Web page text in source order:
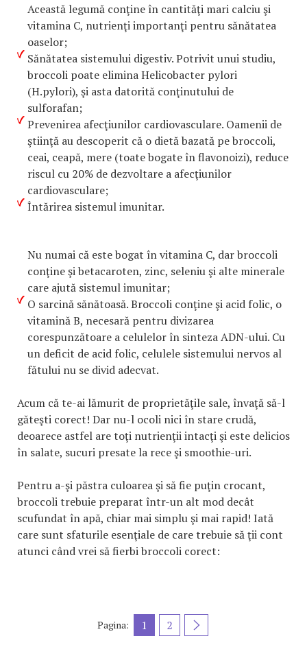
Această legumă conţine în cantităţi mari calciu şi
vitamina C, nutrienţi importanţi pentru sănătatea
oaselor;
Sănătatea sistemului digestiv. Potrivit unui studiu,
broccoli poate elimina Helicobacter pylori
(H.pylori), şi asta datorită conţinutului de
sulforafan;
Prevenirea afecţiunilor cardiovasculare. Oamenii de
ştiinţă au descoperit că o dietă bazată pe broccoli,
ceai, ceapă, mere (toate bogate în flavonoizi), reduce
riscul cu 20% de dezvoltare a afecţiunilor
cardiovasculare;
Întărirea sistemul imunitar.
Nu numai că este bogat în vitamina C, dar broccoli
conţine şi betacaroten, zinc, seleniu şi alte minerale
care ajută sistemul imunitar;
O sarcină sănătoasă. Broccoli conţine şi acid folic, o
vitamină B, necesară pentru divizarea
corespunzătoare a celulelor în sinteza ADN-ului. Cu
un deficit de acid folic, celulele sistemului nervos al
fătului nu se divid adecvat.
Acum că te-ai lămurit de proprietăţile sale, învaţă să-l
găteşti corect! Dar nu-l ocoli nici în stare crudă,
deoarece astfel are toţi nutrienţii intacţi şi este delicios
în salate, sucuri presate la rece şi smoothie-uri.
Pentru a-şi păstra culoarea şi să fie puţin crocant,
broccoli trebuie preparat într-un alt mod decât
scufundat în apă, chiar mai simplu şi mai rapid! Iată
care sunt sfaturile esenţiale de care trebuie să ţii cont
atunci când vrei să fierbi broccoli corect:
Pagina: 1 2